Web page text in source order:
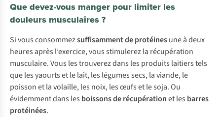
Que devez-vous manger pour limiter les
douleurs musculaires ?
Si vous consommezsuffisamment deprotéinesune à deux
heures après l’exercice, vous stimulerez la récupération
musculaire. Vous les trouverez dans les produits laitiers tels
que les yaourts et le lait, les légumes secs, la viande, le
poisson et la volaille, les noix, les œufs et le soja. Ou
évidemment dans les boissons de récupérationet les barres
protéinées.